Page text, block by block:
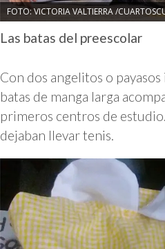
FOTO: VICTORIA VALTIERRA /
Las batas del preescolar
Con dos angelitos o
batas de manga larga
primeros centros de
dejaban llevar tenis.